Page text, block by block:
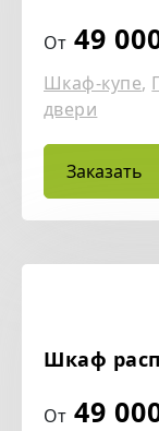
От 49
Шкаф-купе,
двери
Заказать
Шкаф
От 49